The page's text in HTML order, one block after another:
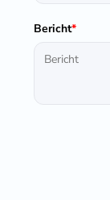
Bericht*